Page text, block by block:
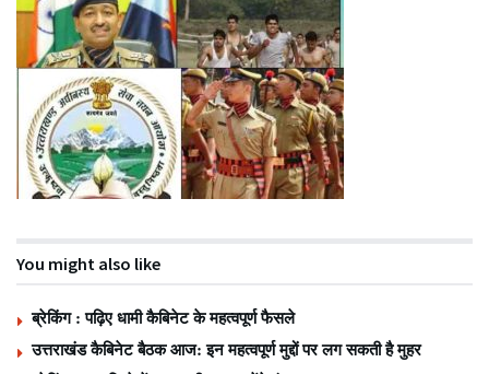
You might also like
ब्रेकिंग : पढ़िए धामी कैबिनेट के महत्वपूर्ण फैसले
उत्तराखंड कैबिनेट बैठक आज: इन महत्वपूर्ण मुद्दों पर लग सकती है मुहर